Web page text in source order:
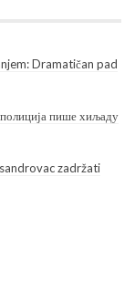
Dramatičan pad
пише хиљаду
zadržati